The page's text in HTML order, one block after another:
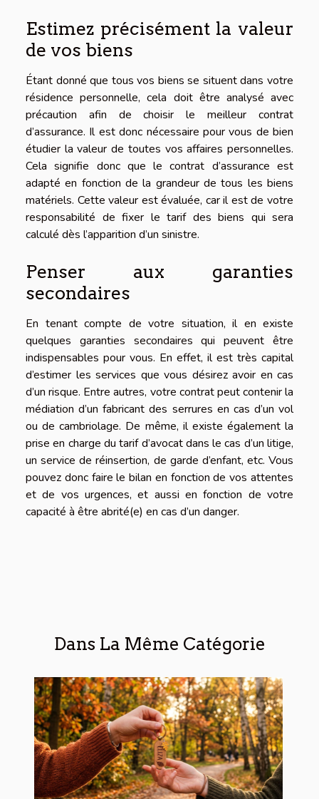
Estimez précisément la valeur
de vos biens
Étant donné que tous vos biens se situent dans votre
résidence personnelle, cela doit être analysé avec
précaution afin de choisir le meilleur contrat
d’assurance. Il est donc nécessaire pour vous de bien
étudier la valeur de toutes vos affaires personnelles.
Cela signifie donc que le contrat d’assurance est
adapté en fonction de la grandeur de tous les biens
matériels. Cette valeur est évaluée, car il est de votre
responsabilité de fixer le tarif des biens qui sera
calculé dès l’apparition d’un sinistre.
Penser aux garanties
secondaires
En tenant compte de votre situation, il en existe
quelques garanties secondaires qui peuvent être
indispensables pour vous. En effet, il est très capital
d’estimer les services que vous désirez avoir en cas
d’un risque. Entre autres, votre contrat peut contenir la
médiation d’un fabricant des serrures en cas d’un vol
ou de cambriolage. De même, il existe également la
prise en charge du tarif d’avocat dans le cas d’un litige,
un service de réinsertion, de garde d’enfant, etc. Vous
pouvez donc faire le bilan en fonction de vos attentes
et de vos urgences, et aussi en fonction de votre
capacité à être abrité(e) en cas d’un danger.
Dans La Même Catégorie